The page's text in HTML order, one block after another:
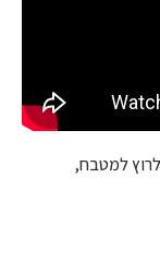
לרוץ למטבח,